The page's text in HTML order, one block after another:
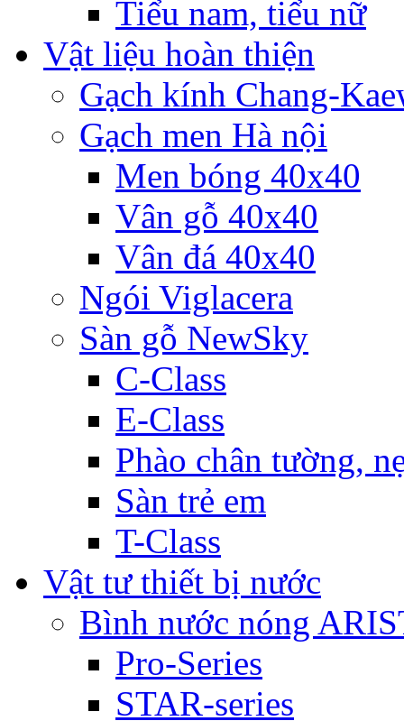
Tiểu nam, tiểu nữ
Vật liệu hoàn thiện
Gạch kính Chang-
Gạch men Hà nội
Men bóng 40x40
Vân gỗ 40x40
Vân đá 40x40
Ngói Viglacera
Sàn gỗ NewSky
C-Class
E-Class
Phào chân tường,
Sàn trẻ em
T-Class
Vật tư thiết bị nước
Bình nước nóng
Pro-Series
STAR-series